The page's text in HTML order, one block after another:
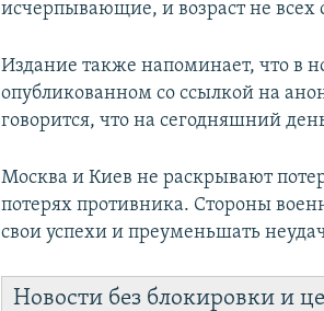
исчерпывающие, и возраст не всех
Издание также напоминает, что в
опубликованном со ссылкой на
говорится, что на сегодняшний
Москва и Киев не раскрывают
потерях противника. Стороны
свои успехи и преуменьшать
Новости без блокировки и